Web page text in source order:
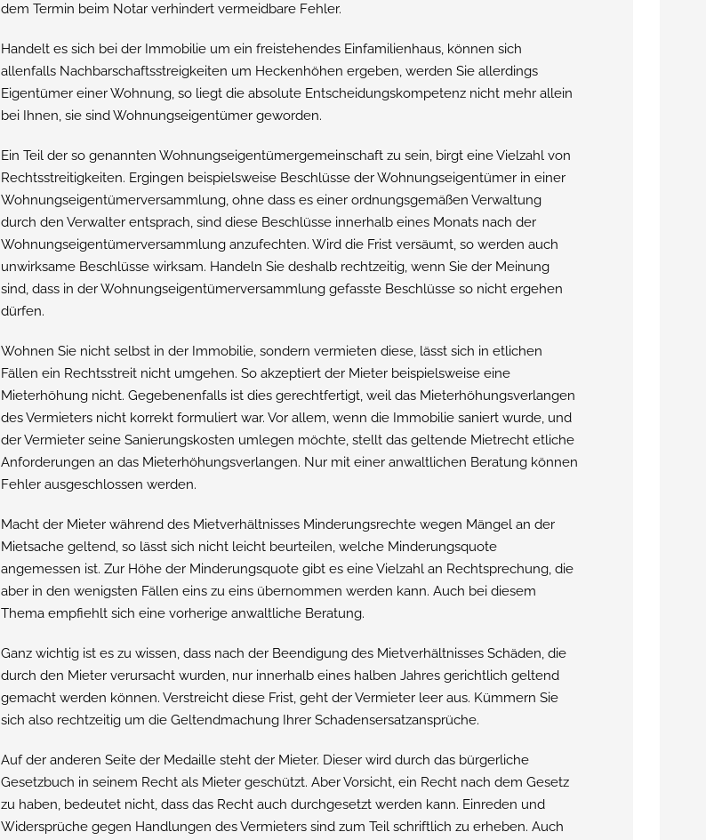
dem Termin beim Notar verhindert vermeidbare Fehler.
Handelt es sich bei der Immobilie um ein freistehendes Einfamilienhaus, können sich
allenfalls Nachbarschaftsstreigkeiten um Heckenhöhen ergeben, werden Sie allerdings
Eigentümer einer Wohnung, so liegt die absolute Entscheidungskompetenz nicht mehr allein
bei Ihnen, sie sind Wohnungseigentümer geworden.
Ein Teil der so genannten Wohnungseigentümergemeinschaft zu sein, birgt eine Vielzahl von
Rechtsstreitigkeiten. Ergingen beispielsweise Beschlüsse der Wohnungseigentümer in einer
Wohnungseigentümerversammlung, ohne dass es einer ordnungsgemäßen Verwaltung
durch den Verwalter entsprach, sind diese Beschlüsse innerhalb eines Monats nach der
Wohnungseigentümerversammlung anzufechten. Wird die Frist versäumt, so werden auch
unwirksame Beschlüsse wirksam. Handeln Sie deshalb rechtzeitig, wenn Sie der Meinung
sind, dass in der Wohnungseigentümerversammlung gefasste Beschlüsse so nicht ergehen
dürfen.
Wohnen Sie nicht selbst in der Immobilie, sondern vermieten diese, lässt sich in etlichen
Fällen ein Rechtsstreit nicht umgehen. So akzeptiert der Mieter beispielsweise eine
Mieterhöhung nicht. Gegebenenfalls ist dies gerechtfertigt, weil das Mieterhöhungsverlangen
des Vermieters nicht korrekt formuliert war. Vor allem, wenn die Immobilie saniert wurde, und
der Vermieter seine Sanierungskosten umlegen möchte, stellt das geltende Mietrecht etliche
Anforderungen an das Mieterhöhungsverlangen. Nur mit einer anwaltlichen Beratung können
Fehler ausgeschlossen werden.
Macht der Mieter während des Mietverhältnisses Minderungsrechte wegen Mängel an der
Mietsache geltend, so lässt sich nicht leicht beurteilen, welche Minderungsquote
angemessen ist. Zur Höhe der Minderungsquote gibt es eine Vielzahl an Rechtsprechung, die
aber in den wenigsten Fällen eins zu eins übernommen werden kann. Auch bei diesem
Thema empfiehlt sich eine vorherige anwaltliche Beratung.
Ganz wichtig ist es zu wissen, dass nach der Beendigung des Mietverhältnisses Schäden, die
durch den Mieter verursacht wurden, nur innerhalb eines halben Jahres gerichtlich geltend
gemacht werden können. Verstreicht diese Frist, geht der Vermieter leer aus. Kümmern Sie
sich also rechtzeitig um die Geltendmachung Ihrer Schadensersatzansprüche.
Auf der anderen Seite der Medaille steht der Mieter. Dieser wird durch das bürgerliche
Gesetzbuch in seinem Recht als Mieter geschützt. Aber Vorsicht, ein Recht nach dem Gesetz
zu haben, bedeutet nicht, dass das Recht auch durchgesetzt werden kann. Einreden und
Widersprüche gegen Handlungen des Vermieters sind zum Teil schriftlich zu erheben. Auch